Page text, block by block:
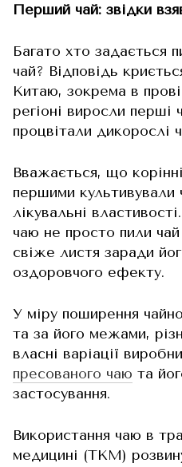
Перший чай: звідки
Багато хто задається
чай? Відповідь
Китаю, зокрема в
регіоні виросли перші
процвітали дикорослі
Вважається, що
першими культивували
лікувальні
чаю не просто пили
свіже листя заради
оздоровчого ефекту.
У міру поширення
та за його межами,
власні варіації
пресованого чаю та
застосування.
Використання чаю в
медицині (ТКМ)